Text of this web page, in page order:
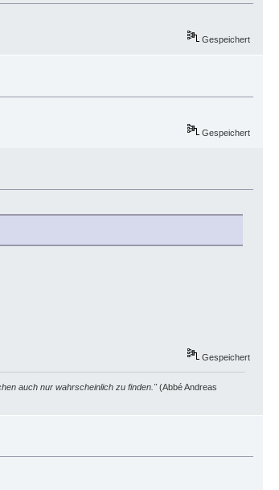
Gespeichert
Gespeichert
Gespeichert
auch nur wahrscheinlich zu finden."(Abbé Andreas